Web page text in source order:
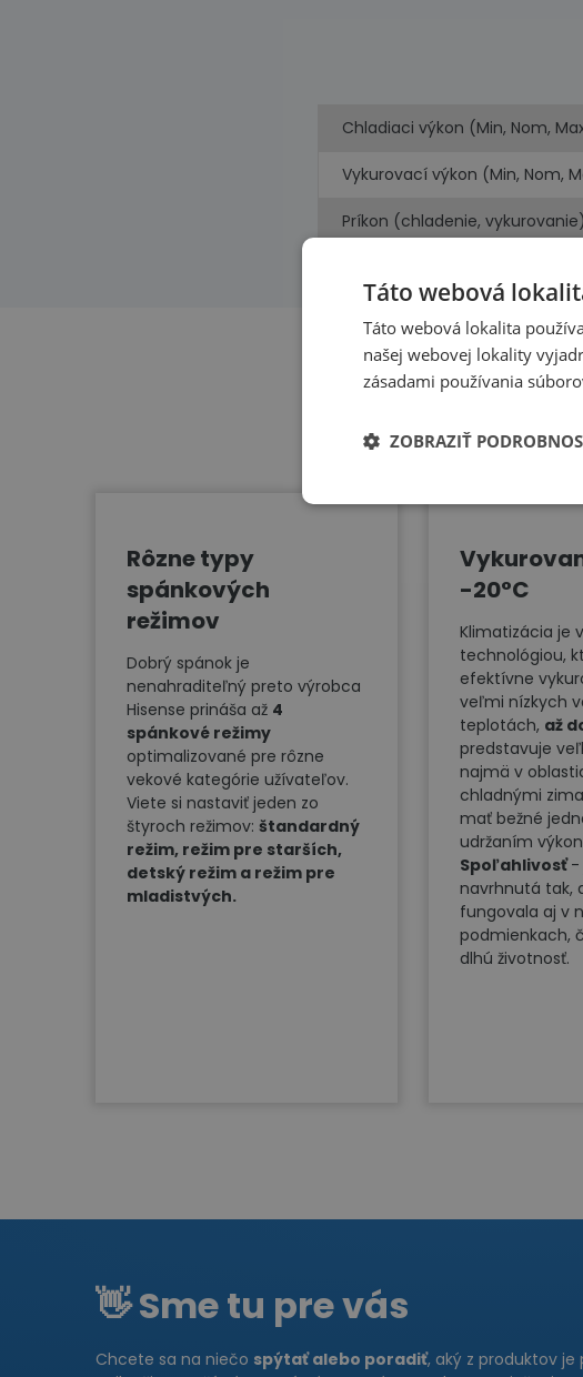
Chladiaci výkon (Min, Nom,
Vykurovací výkon (Min, Nom,
Príkon (chladenie, vykurovanie)
Rôzne typy
spánkových
režimov
Dobrý spánok je
nenahraditeľný preto výrobca
Hisense prináša až 4
spánkové režimy
optimalizované pre rôzne
vekové kategórie užívateľov.
Viete si nastaviť jeden zo
štyroch režimov: štandardný
režim, režim pre starších,
detský režim a režim pre
mladistvých.
-20°C
Klimatizácia je
technológiou,
efektívne
veľmi nízkych
teplotách, až
predstavuje
najmä v
chladnými
mať bežné
udržaním
Spoľahlivosť-
navrhnutá tak,
fungovala aj v
podmienkach,
dlhú životnosť.
👋 Sme tu pre vás
Chcete sa na niečo spýtať alebo poradiť, aký z produktov je
Táto webová
Táto webová lokalita
našej webovej lokality
zásadami používania
ZOBRAZIŤ